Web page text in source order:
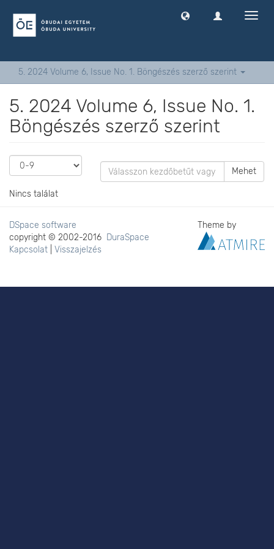
5. 2024 Volume 6, Issue No. 1. Böngészés szerző szerint
5. 2024 Volume 6, Issue No. 1.
Böngészés szerző szerint
Mehet
Nincs találat
DSpace software
copyright © 2002-2016 DuraSpace
Kapcsolat
Visszajelzés
Theme by